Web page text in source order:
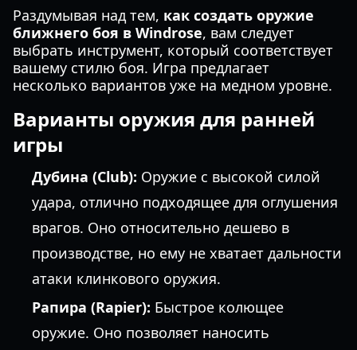
Раздумывая над тем, как создать оружие
ближнего боя в Windrose, вам следует
выбрать инструмент, который соответствует
вашему стилю боя. Игра предлагает
несколько вариантов уже на медном уровне.
Варианты оружия для ранней
игры
Дубина (Club): Оружие с высокой силой
удара, отлично подходящее для оглушения
врагов. Оно относительно дешево в
производстве, но ему не хватает дальности
атаки клинкового оружия.
Рапира (Rapier): Быстрое колющее
оружие. Оно позволяет наносить